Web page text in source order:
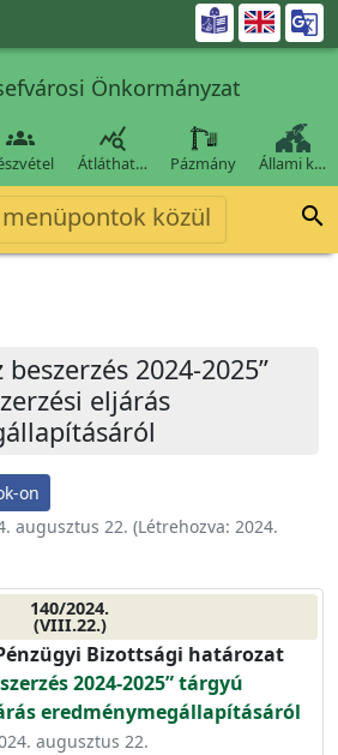

Önkormányzat
 
Átláthat… Pázmány Állami k…
közül 
beszerzés 2024-2025”
eljárás
on
augusztus 22. (Létrehozva: 2024.
140/2024.
(VIII.22.)
Bizottsági határozat
2024-2025” tárgyú
eredménymegállapításáról
augusztus 22.